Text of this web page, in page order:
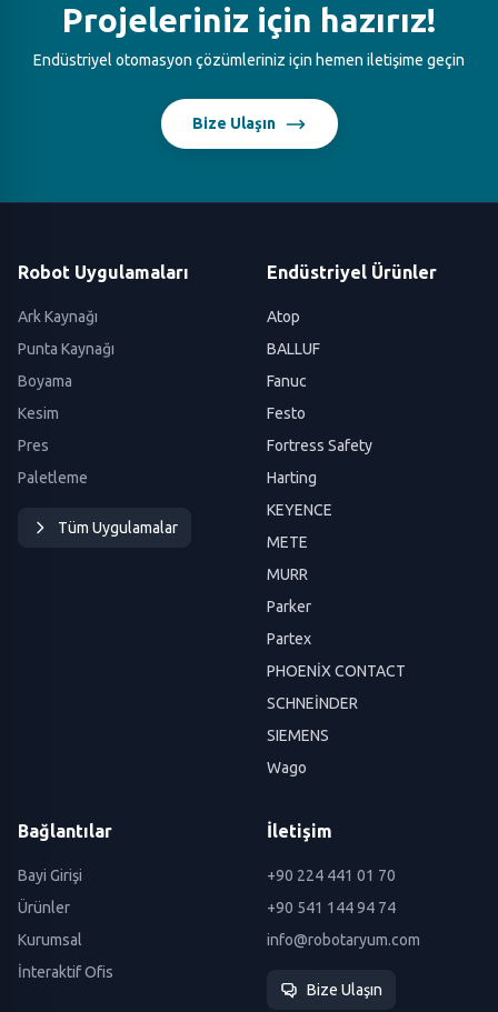
Projeleriniz için hazırız!
Endüstriyel otomasyon çözümleriniz için hemen iletişime geçin
Bize Ulaşın
Robot Uygulamaları
Ark Kaynağı
Punta Kaynağı
Boyama
Kesim
Pres
Paletleme
Tüm Uygulamalar
Endüstriyel Ürünler
Atop
BALLUF
Fanuc
Festo
Fortress Safety
Harting
KEYENCE
METE
MURR
Parker
Partex
PHOENİX CONTACT
SCHNEİNDER
SIEMENS
Wago
Bağlantılar
Bayi Girişi
Ürünler
Kurumsal
İnteraktif Ofis
İletişim
+90 224 441 01 70
+90 541 144 94 74
info@robotaryum.com
Bize Ulaşın